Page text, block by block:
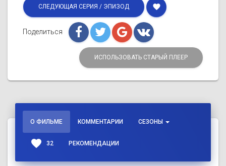
СЛЕДУЮЩАЯ СЕРИЯ / ЭПИЗОД favorite
Поделиться
ИСПОЛЬЗОВАТЬ СТАРЫЙ ПЛЕЕР
О ФИЛЬМЕ КОММЕНТАРИИ СЕЗОНЫ
favorite 32 РЕКОМЕНДАЦИИ